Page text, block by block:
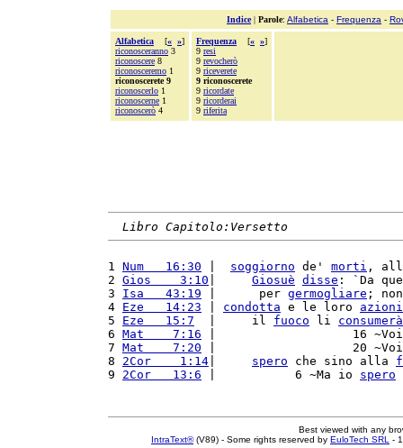
Indice| Parole: Alfabetica - Frequenza -
Alfabetica [« »]
riconosceranno 3
riconoscere 8
riconosceremo 1
riconoscerete 9
riconoscerlo 1
riconoscerne 1
riconoscerò 4
Frequenza [« »]
9 resi
9 revocherò
9 riceverete
9 riconoscerete
9 ricordate
9 ricorderai
9 riferita
Libro Capitolo:Versetto
1 Num   16:30 soggiorno de' morti ,
2 Gios    3:10 Giosuè disse : `Da
3 Isa   43:19 |      per germogliare ;
4 Eze   14:23 condotta e le loro azioni
5 Eze   15:7
  |     il
fuoco li consumerà
6 Mat    7:16 |                   16
7 Mat    7:20 |                   20
8 2Cor    1:14 spero che sino alla
9 2Cor   13:6 |           6 ~Ma io spero
Best viewed with any
IntraText®(V89) - Some rights reserved by EuloTech SRL -